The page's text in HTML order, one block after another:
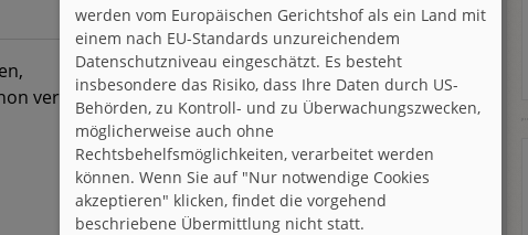
verloren!
werden vom Europäischen Gerichtshof als ein Land mit
einem nach EU-Standards unzureichendem
Datenschutzniveau eingeschätzt. Es besteht
insbesondere das Risiko, dass Ihre Daten durch US-
Behörden, zu Kontroll- und zu Überwachungszwecken,
möglicherweise auch ohne
Rechtsbehelfsmöglichkeiten, verarbeitet werden
können. Wenn Sie auf "Nur notwendige Cookies
akzeptieren" klicken, findet die vorgehend
beschriebene Übermittlung nicht statt.